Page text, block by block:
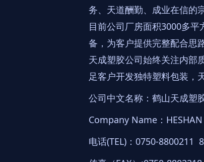
务、天道酬勤、成业在信的宗
目前公司厂房面积3000多
备，为客户提供完整配合思
天成塑胶公司始终关注内部
足客户开发独特塑料包装，
公司中文名称：鹤山天成塑
Company Name：HESHAN
电话(TEL)：0750-8800211